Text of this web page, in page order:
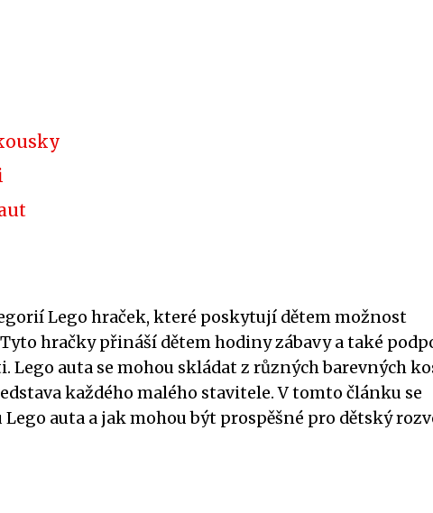
Lego hraček, které poskytují dětem možnost
hračky přináší dětem hodiny zábavy a také
auta se mohou skládat z různých barevných
každého malého stavitele. V tomto článku se
auta a jak mohou být prospěšné pro dětský